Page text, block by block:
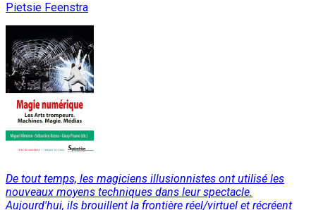
Pietsie Feenstra
De tout temps, les magiciens illusionnistes ont utilisé les
nouveaux moyens techniques dans leur spectacle.
Aujourd'hui, ils brouillent la frontière réel/virtuel et récréent